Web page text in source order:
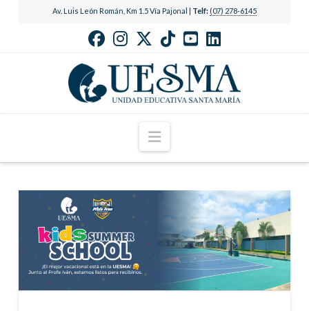
Av. Luis León Román, Km 1.5 Vía Pajonal | Telf: (07) 278-6145
Navigation